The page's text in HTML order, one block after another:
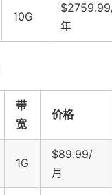
10G
年
带
宽
价格
1G
$89.99/
月